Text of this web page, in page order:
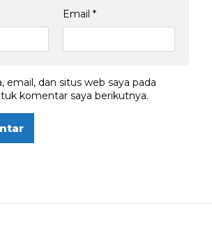
Email *
email, dan situs web saya pada
komentar saya berikutnya.